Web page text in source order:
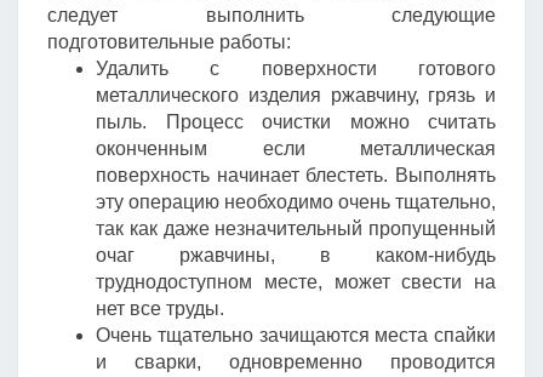
следует выполнить следующие
подготовительные работы:
Удалить с поверхности готового
металлического изделия ржавчину, грязь и
пыль. Процесс очистки можно считать
оконченным если металлическая
поверхность начинает блестеть. Выполнять
эту операцию необходимо очень тщательно,
так как даже незначительный пропущенный
очаг ржавчины, в каком-нибудь
труднодоступном месте, может свести на
нет все труды.
Очень тщательно зачищаются места спайки
и сварки, одновременно проводится